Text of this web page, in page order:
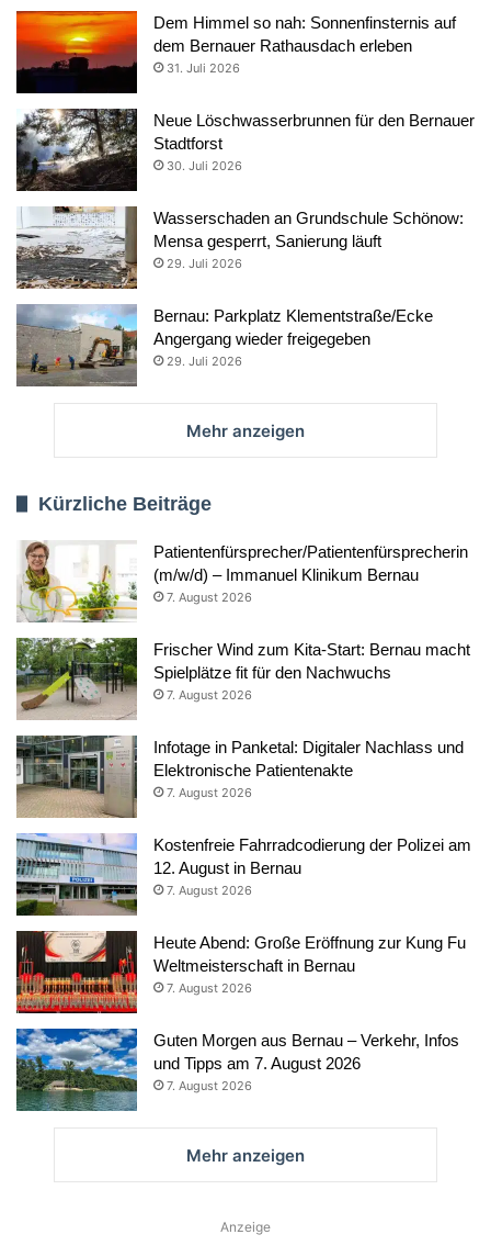
Dem Himmel so nah: Sonnenfinsternis auf
dem Bernauer Rathausdach erleben
31. Juli 2026
Neue Löschwasserbrunnen für den Bernauer
Stadtforst
30. Juli 2026
Wasserschaden an Grundschule Schönow:
Mensa gesperrt, Sanierung läuft
29. Juli 2026
Bernau: Parkplatz Klementstraße/Ecke
Angergang wieder freigegeben
29. Juli 2026
Mehr anzeigen
Kürzliche Beiträge
Patientenfürsprecher/Patientenfürsprecherin
(m/w/d) – Immanuel Klinikum Bernau
7. August 2026
Frischer Wind zum Kita-Start: Bernau macht
Spielplätze fit für den Nachwuchs
7. August 2026
Infotage in Panketal: Digitaler Nachlass und
Elektronische Patientenakte
7. August 2026
Kostenfreie Fahrradcodierung der Polizei am
12. August in Bernau
7. August 2026
Heute Abend: Große Eröffnung zur Kung Fu
Weltmeisterschaft in Bernau
7. August 2026
Guten Morgen aus Bernau – Verkehr, Infos
und Tipps am 7. August 2026
7. August 2026
Mehr anzeigen
Anzeige